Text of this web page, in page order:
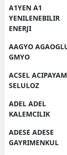
A1YEN A1
YENILENEBILIR
ENERJI
AAGYO
GMYO
ACSEL ACIPAYAM
SELULOZ
ADEL ADEL
KALEMCILIK
ADESE ADESE
GAYRIMENKUL